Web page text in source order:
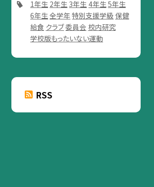
1年生 2年生 3年生 4年生 5年生
6年生 全学年特別支援学級 保健
給食 クラブ委員会 校内研究
学校版もったいない運動
RSS